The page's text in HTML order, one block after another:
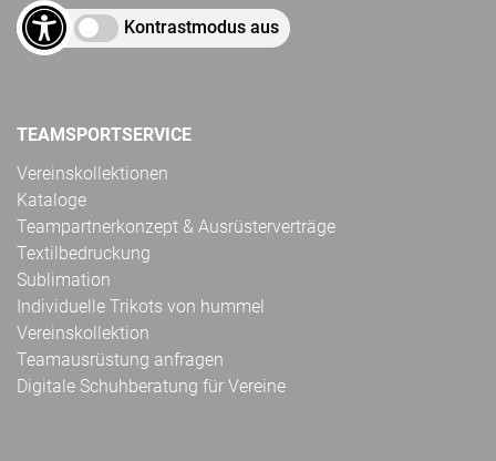
Kontrastmodus aus
TEAMSPORTSERVICE
Vereinskollektionen
Kataloge
Teampartnerkonzept & Ausrüsterverträge
Textilbedruckung
Sublimation
Individuelle Trikots von hummel
Vereinskollektion
Teamausrüstung anfragen
Digitale Schuhberatung für Vereine